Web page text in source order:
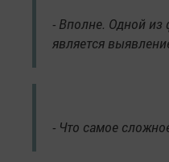
- Вполне. Одной из
является
- Что самое